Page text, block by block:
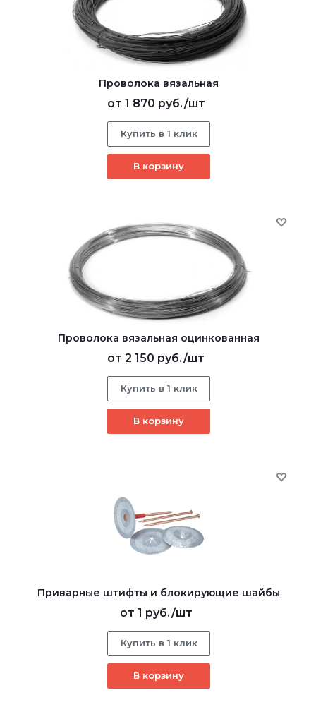
Проволока вязальная
от 1 870 руб./шт
Купить в 1 клик
В корзину
Проволока вязальная оцинкованная
от 2 150 руб./шт
Купить в 1 клик
В корзину
Приварные штифты и блокирующие шайбы
от 1 руб./шт
Купить в 1 клик
В корзину